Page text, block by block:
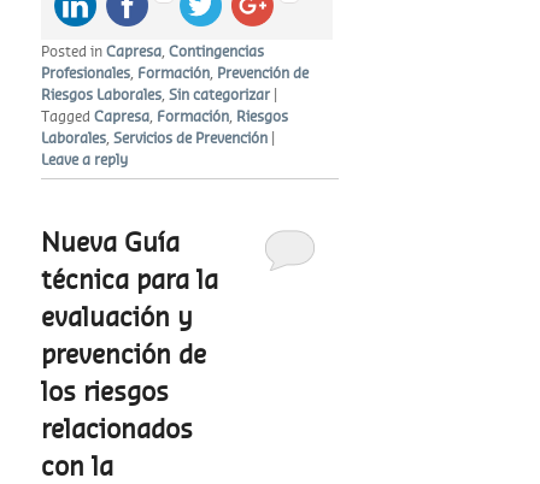
Posted in Capresa ,Contingencias
Profesionales Formación Prevención de
Riesgos Laborales ,Sin categorizar
Tagged Capresa Formación Riesgos
Laborales ,Servicios de Prevención
Leave a reply
Nueva Guía
técnica para la
evaluación y
prevención de
los riesgos
relacionados
con la